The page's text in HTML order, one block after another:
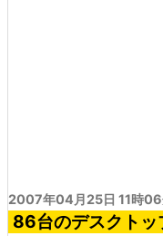
2007年04月25日 11時
86台のデスクトッ